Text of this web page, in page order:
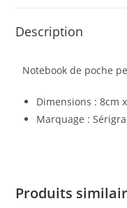
Description
Notebook de poche
Dimensions : 8cm
Marquage :
Produits